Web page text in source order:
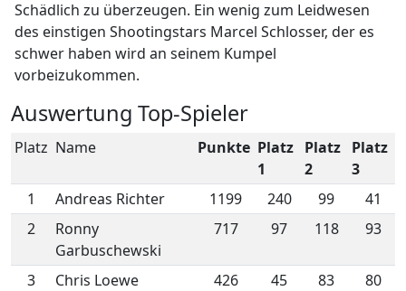
Schädlich zu überzeugen. Ein wenig zum Leidwesen
des einstigen Shootingstars Marcel Schlosser, der es
schwer haben wird an seinem Kumpel
vorbeizukommen.
Auswertung Top-Spieler
Platz Name Punkte Platz
1
Platz
2
Platz
3
1
Andreas Richter 1199 240 99
41
2
Ronny
Garbuschewski
717 97 118 93
3 Chris Loewe 426 45 83
80